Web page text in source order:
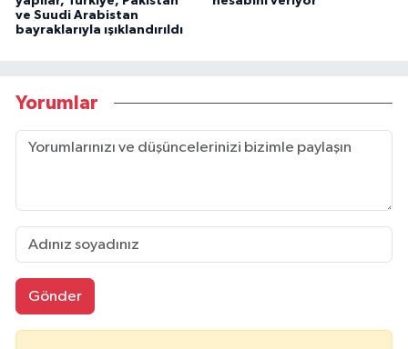
ve Suudi Arabistan
bayraklarıyla ışıklandırıldı
Yorumlar
Gönder